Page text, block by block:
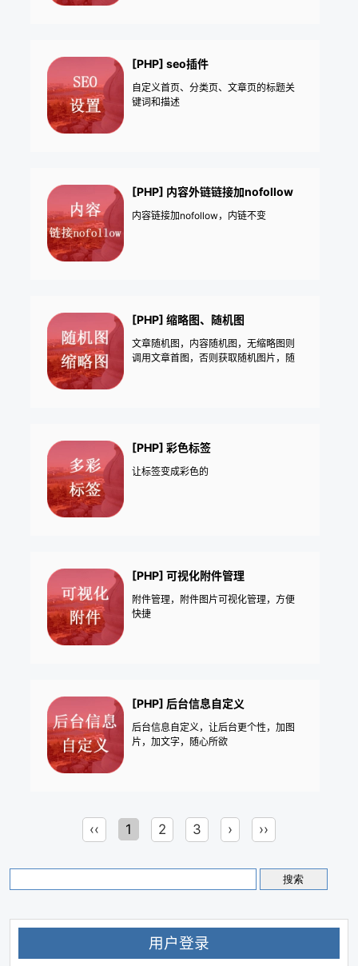
[PHP] seo插件
自定义首页、分类页、文章页的标题关
键词和描述
[PHP] 内容外链链接加nofollow
内容链接加nofollow，内链不变
[PHP] 缩略图、随机图
文章随机图，内容随机图，无缩略图则
调用文章首图，否则获取随机图片，随
[PHP] 彩色标签
让标签变成彩色的
[PHP] 可视化附件管理
附件管理，附件图片可视化管理，方便
快捷
[PHP] 后台信息自定义
后台信息自定义，让后台更个性，加图
片，加文字，随心所欲
‹‹ 1 2 3 › ››
用户登录